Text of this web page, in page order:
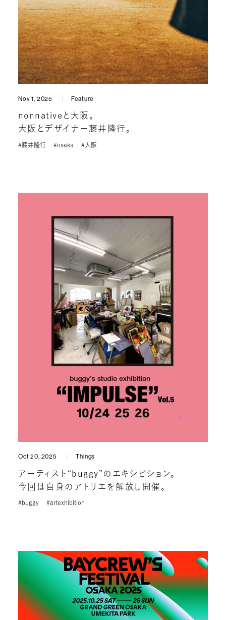
Nov 1, 2025 Feature
nonnativeと大阪。
大阪とデザイナー藤井隆行。
#藤井隆行 #osaka #大阪
Oct 20, 2025 Things
アーティスト“buggy”のエキシビション。
今回は自身のアトリエを解放し開催。
#buggy #artexhibition